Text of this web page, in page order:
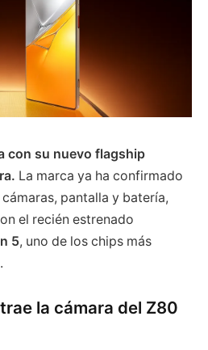
con su nuevo flagship
La marca ya ha confirmado
pantalla y batería,
el recién estrenado
5, uno de los chips más
la cámara del Z80